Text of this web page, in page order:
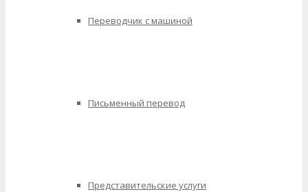
Переводчик с машиной
Письменный перевод
Представительские услуги